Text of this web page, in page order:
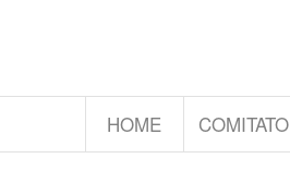
HOME COMITATO